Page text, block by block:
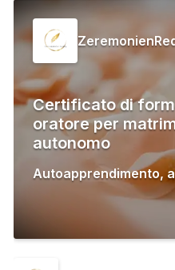
Certificato di
oratore per
autonomo
Autoapprendimento,